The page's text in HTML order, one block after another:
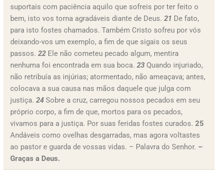
suportais com paciência aquilo que sofreis por ter feito o
bem, isto vos torna agradáveis diante de Deus. 21 De fato,
para isto fostes chamados. Também Cristo sofreu por vós
deixando-vos um exemplo, a fim de que sigais os seus
passos. 22 Ele não cometeu pecado algum, mentira
nenhuma foi encontrada em sua boca. 23 Quando injuriado,
não retribuía as injúrias; atormentado, não ameaçava; antes,
colocava a sua causa nas mãos daquele que julga com
justiça. 24 Sobre a cruz, carregou nossos pecados em seu
próprio corpo, a fim de que, mortos para os pecados,
vivamos para a justiça. Por suas feridas fostes curados. 25
Andáveis como ovelhas desgarradas, mas agora voltastes
ao pastor e guarda de vossas vidas. – Palavra do Senhor. –
Graças a Deus.